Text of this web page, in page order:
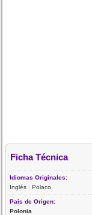
Ficha Técnica
Idiomas Originales:
Inglés |Polaco
País de Origen:
Polonia